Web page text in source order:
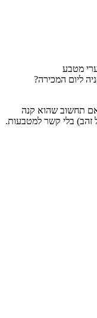
מטבע
אם תחשוב שהוא קנה
זהב) בלי קשר למטבעות.